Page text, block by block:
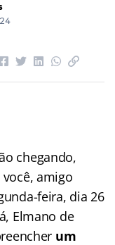
chegando,
amigo
feira, dia 26
Elmano de
um